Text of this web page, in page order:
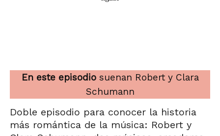
En este episodio suenan Robert y Clara
Schumann
Doble episodio para conocer la historia
más romántica de la música: Robert y